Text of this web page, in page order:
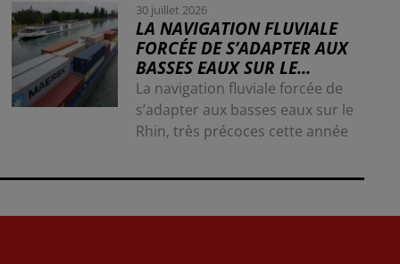
30 juillet 2026
LA NAVIGATION FLUVIALE
FORCÉE DE S’ADAPTER AUX
BASSES EAUX SUR LE...
La navigation fluviale forcée de
s’adapter aux basses eaux sur le
Rhin, très précoces cette année